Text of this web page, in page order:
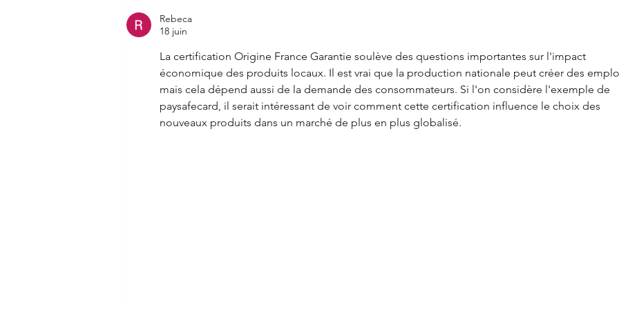
Rebeca
18 juin
La certification Origine France Garantie soulève des questions importantes sur l'impact
économique des produits locaux. Il est vrai que la production nationale peut créer des
mais cela dépend aussi de la demande des consommateurs. Si l'on considère l'exemple de
paysafecard, il serait intéressant de voir comment cette certification influence le choix des
nouveaux produits dans un marché de plus en plus globalisé.